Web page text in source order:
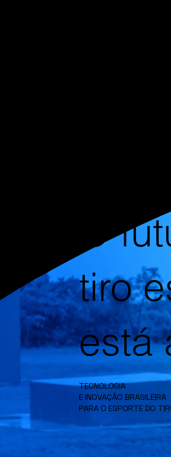
O
tiro
está
TECNOLOGIA
E INOVAÇÃO BRASILEIRA
PARA O ESPORTE DO